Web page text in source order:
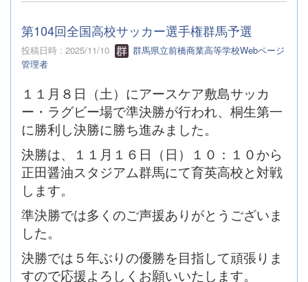
第104回全国高校サッカー選手権群馬予選
投稿日時 : 2025/11/10
群馬県立前橋商業高等学校Webページ
管理者
１１月８日（土）にアースケア敷島サッカ
ー・ラグビー場で準決勝が行われ、桐生第一
に勝利し決勝に勝ち進みました。
決勝は、１１月１６日（日）１０：１０から
正田醤油スタジアム群馬にて育英高校と対戦
します。
準決勝では多くのご声援ありがとうございま
した。
決勝では５年ぶりの優勝を目指して頑張りま
すので応援よろしくお願いいたします。